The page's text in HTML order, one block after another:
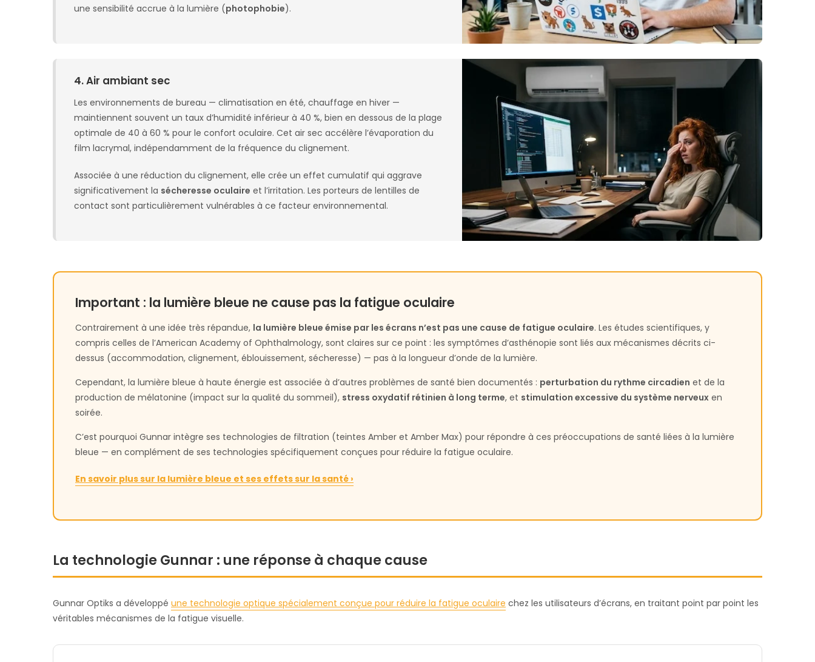
une sensibilité accrue à la lumière (photophobie).
4. Air ambiant sec
Les environnements de bureau — climatisation en été, chauffage en hiver —
maintiennent souvent un taux d’humidité inférieur à 40 %, bien en dessous de la plage
optimale de 40 à 60 % pour le confort oculaire. Cet air sec accélère l’évaporation du
film lacrymal, indépendamment de la fréquence du clignement.
Associée à une réduction du clignement, elle crée un effet cumulatif qui aggrave
significativement la sécheresse oculaire et l’irritation. Les porteurs de lentilles de
contact sont particulièrement vulnérables à ce facteur environnemental.
Important : la lumière bleue ne cause pas la fatigue oculaire
Contrairement à une idée très répandue, la lumière bleue émise par les écrans n’est pas une cause de fatigue oculaire. Les études scientifiques, y
compris celles de l’American Academy of Ophthalmology, sont claires sur ce point : les symptômes d’asthénopie sont liés aux mécanismes décrits ci-
dessus (accommodation, clignement, éblouissement, sécheresse) — pas à la longueur d’onde de la lumière.
Cependant, la lumière bleue à haute énergie est associée à d’autres problèmes de santé bien documentés : perturbation du rythme circadien et de la
production de mélatonine (impact sur la qualité du sommeil), stress oxydatif rétinien à long terme, et stimulation excessive du système nerveux en
soirée.
C’est pourquoi Gunnar intègre ses technologies de filtration (teintes Amber et Amber Max) pour répondre à ces préoccupations de santé liées à la lumière
bleue — en complément de ses technologies spécifiquement conçues pour réduire la fatigue oculaire.
En savoir plus sur la lumière bleue et ses effets sur la santé ›
La technologie Gunnar : une réponse à chaque cause
Gunnar Optiks a développé une technologie optique spécialement conçue pour réduire la fatigue oculaire chez les utilisateurs d’écrans, en traitant point par point les
véritables mécanismes de la fatigue visuelle.